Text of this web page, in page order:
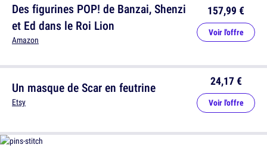
Des figurines POP! de Banzai, Shenzi
et Ed dans le Roi Lion
Amazon
157,99 €
Voir l'offre
Un masque de Scar en feutrine
Etsy
24,17 €
Voir l'offre